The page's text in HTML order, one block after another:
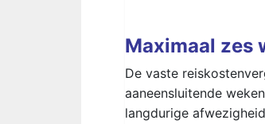
Maximaal zes
De vaste
aaneensluitende
langdurige